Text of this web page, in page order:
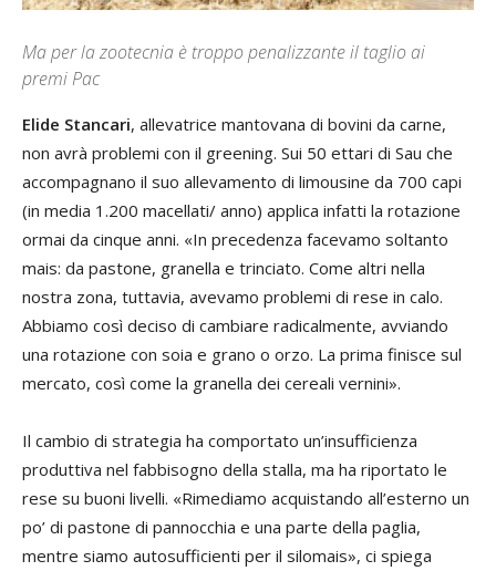
Ma per la zootecnia è troppo penalizzante il taglio ai
premi Pac
Elide Stancari, allevatrice mantovana di bovini da carne,
non avrà problemi con il greening. Sui 50 ettari di Sau che
accompagnano il suo allevamento di limousine da 700 capi
(in media 1.200 macellati/ anno) applica infatti la rotazione
ormai da cinque anni. «In precedenza facevamo soltanto
mais: da pastone, granella e trinciato. Come altri nella
nostra zona, tuttavia, avevamo problemi di rese in calo.
Abbiamo così deciso di cambiare radicalmente, avviando
una rotazione con soia e grano o orzo. La prima finisce sul
mercato, così come la granella dei cereali vernini».
Il cambio di strategia ha comportato un’insufficienza
produttiva nel fabbisogno della stalla, ma ha riportato le
rese su buoni livelli. «Rimediamo acquistando all’esterno un
po’ di pastone di pannocchia e una parte della paglia,
mentre siamo autosufficienti per il silomais», ci spiega